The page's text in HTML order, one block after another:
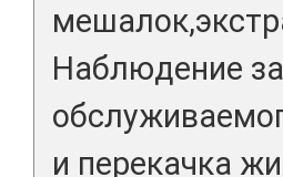
Наблюдение
и перекачка